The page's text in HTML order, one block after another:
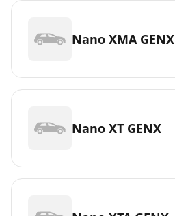
Nano XMA GENX
Nano XT GENX